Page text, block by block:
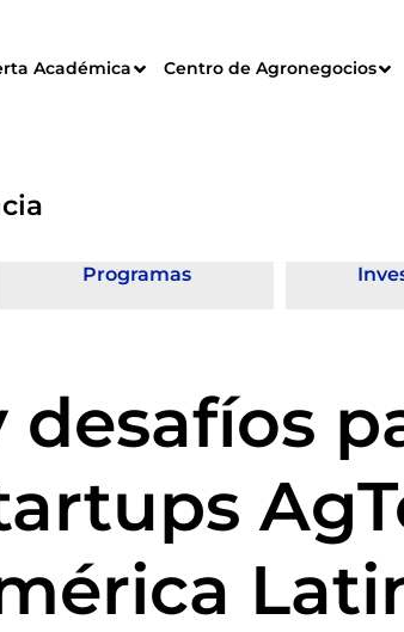
Académica Centro de Agronegocios
Programas